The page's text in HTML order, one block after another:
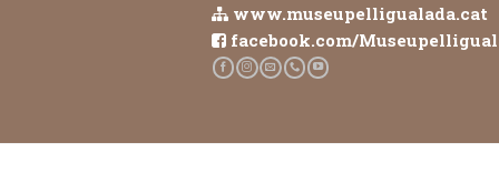
www.museupelligualada.cat
facebook.com/